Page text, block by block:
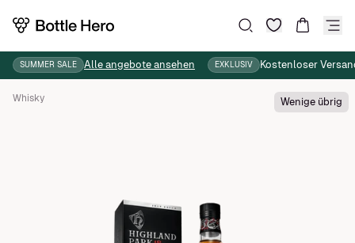
SUMMER SALE Alle angebote ansehen EXKLUSIV Kostenloser
Whisky Wenige übrig